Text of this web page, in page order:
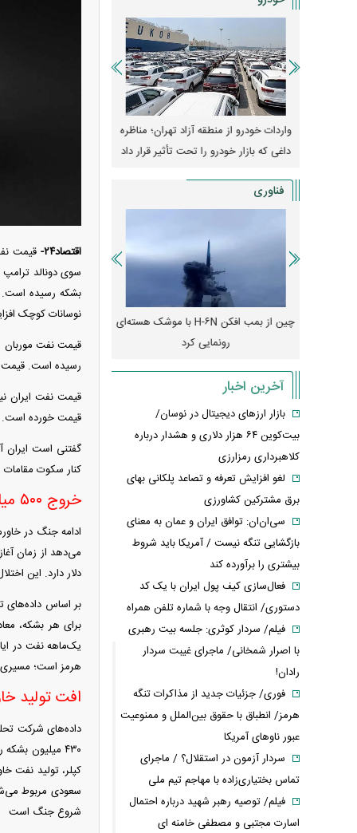
اقتصاد۲۴-
نوسانات کوچک
رسیده است. قیمت نفت اوپک،
قیمت خورده است.
گفتنی است ایران
کنار سکوت مقامات
خروج ۵۰۰ میلیون بشکه نفت از بازار جهانی انرژی
ادامه جنگ در
دلار دارد. این
یک‌ماهه نفت در
هرمز است؛ مسیری که پیش از
افت تولید
شروع جنگ است
واردات خودرو از منطقه آزاد تهران؛ مناظره
داغی که بازار خودرو را تحت تأثیر قرار داد
فناوری
چین از بمب افکن H-۶N با موشک هسته‌ای
رونمایی کرد
پهپاد رهگیر یا موشک
کدامیک
آخرین اخبار
بازار ارزهای دیجیتال در نوسان/
بیت‌کوین ۶۴ هزار دلاری و هشدار درباره
کلاهبرداری رمزارزی
لغو افزایش تعرفه و تصاعد پلکانی بهای
برق مشترکین کشاورزی
سی‌ان‌ان: توافق ایران و عمان به معنای
بازگشایی تنگه نیست / آمریکا باید شروط
بیشتری را برآورده کند
فعال‌سازی کیف پول ایران با یک کد
دستوری/ انتقال وجه با شماره تلفن همراه
فیلم/ سردار کوثری: جلسه بیت رهبری
با اصرار شمخانی/ ماجرای غیبت سردار
رادان!
فوری/ جزئیات جدید از مذاکرات تنگه
هرمز/ انطباق با حقوق بین‌الملل و ممنوعیت
عبور ناوهای آمریکا
سردار آزمون در استقلال؟ / ماجرای
تماس بختیاری‌زاده با مهاجم تیم ملی
فیلم/ توصیه رهبر شهید درباره احتمال
اسارت مجتبی و مصطفی خامنه ای